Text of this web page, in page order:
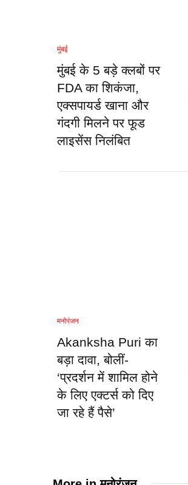
मुंबई
मुंबई के 5 बड़े क्लबों पर
FDA का शिकंजा,
एक्सपायर्ड खाना और
गंदगी मिलने पर फूड
लाइसेंस निलंबित
मनोरंजन
Akanksha Puri का
बड़ा दावा, बोलीं-
‘प्रदर्शन में शामिल होने
के लिए एक्टर्स को दिए
जा रहे हैं पैसे’